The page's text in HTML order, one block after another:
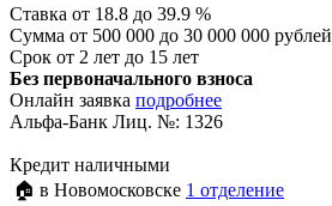
Ставка от 18.8 до 39.9 %
Сумма от 500 000 до 30 000 000 рублей
Срок от 2 лет до 15 лет
Без первоначального взноса
Онлайн заявка подробнее
Альфа-Банк Лиц. №: 1326
Кредит наличными
🏠 в Новомосковске 1 отделение